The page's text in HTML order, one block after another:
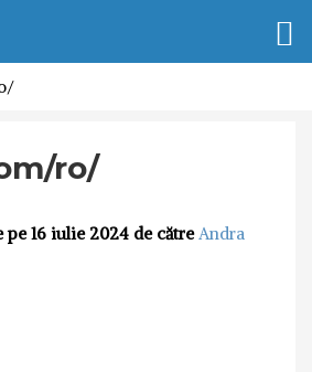
ro/
16 iulie 2024 de către Andra